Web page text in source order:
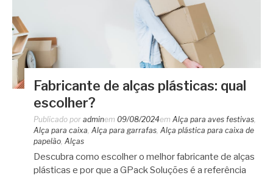
Fabricante de alças plásticas: qual
escolher?
Publicado por adminem 09/08/2024em Alça para aves festivas,
Alça para caixa, Alça para garrafas, Alça plástica para caixa de
papelão, Alças
Descubra como escolher o melhor fabricante de alças
plásticas e por que a GPack Soluções é a referência